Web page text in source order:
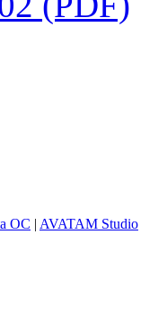
OC | AVATAM Studio